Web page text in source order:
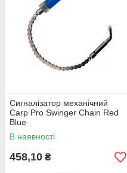
Сигналізатор механічний
Carp Pro Swinger Chain Red
Blue
В наявності
458,10 ₴